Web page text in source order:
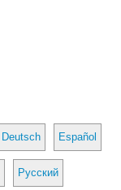
Deutsch Español
Русский